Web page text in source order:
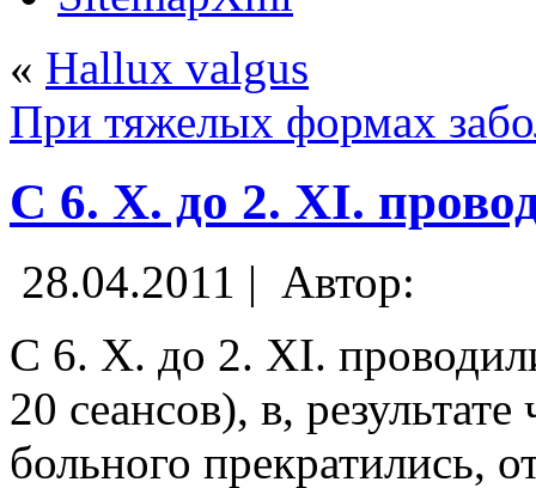
« Hallux valgus
При тяжелых формах
С 6. X. до 2. XI.
28.04.2011 | Автор:
С 6. X. до 2. XI.
20 сеансов), в,
больного прекратились,